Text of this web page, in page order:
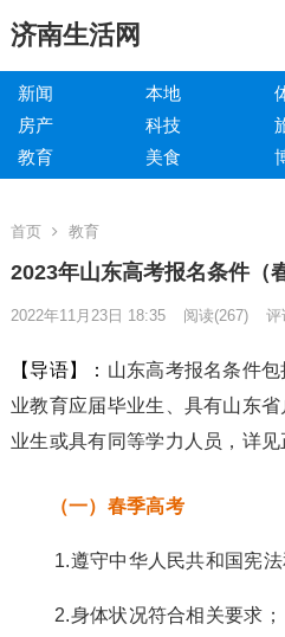
济南生活网
新闻 本地
房产
科技
教育
美食
首页 教育
2023年山东高考报名条件（
2022年11月23日 18:35 阅读(267) 评
【导语】： 山东高考报名条件
业教育应届毕业生、具有山东
业生或具有同等学力人员，详见
（一）春季高考
1.遵守中华人民共和国宪法
2.身体状况符合相关要求；